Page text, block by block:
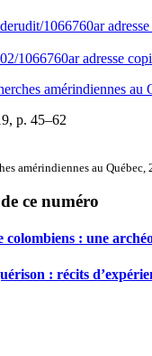
1066760ar
1066760aradresse
amérindiennes au
, p. 45–62
amérindiennes au Québec,
ce numéro
colombiens : une
: récits